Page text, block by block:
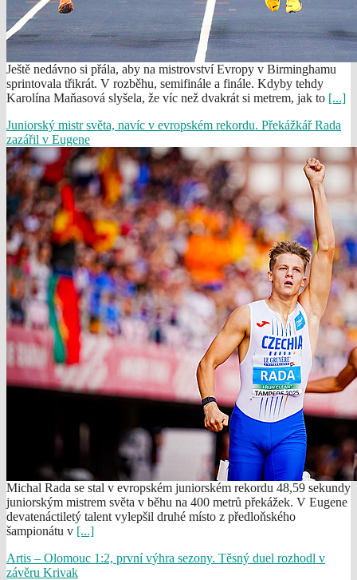
Ještě nedávno si přála, aby na mistrovství Evropy v Birminghamu
sprintovala třikrát. V rozběhu, semifinále a finále. Kdyby tehdy
Karolína Maňasová slyšela, že víc než dvakrát si metrem, jak to [...]
Juniorský mistr světa, navíc v evropském rekordu. Překážkář Rada
zazářil v Eugene
Michal Rada se stal v evropském juniorském rekordu 48,59 sekundy
juniorským mistrem světa v běhu na 400 metrů překážek. V Eugene
devatenáctiletý talent vylepšil druhé místo z předloňského
šampionátu v [...]
Artis – Olomouc 1:2, první výhra sezony. Těsný duel rozhodl v
závěru Krivak